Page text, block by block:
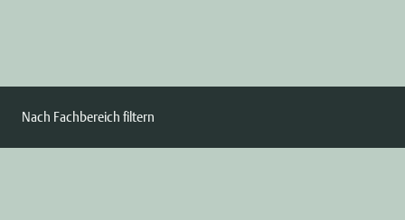
Nach Fachbereich filtern